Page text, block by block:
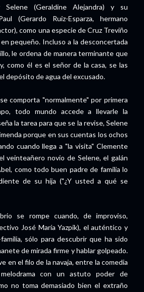
Selene (Geraldine Alejandra) y su
(Gerardo Ruiz-Esparza, hermano
como una especie de Cruz Treviño
pequeño. Incluso a la desconcertada
le ordena de manera terminante que
como él es el señor de la casa, se las
depósito de agua del excusado.
comporta "normalmente" por primera
todo mundo accede a llevarle la
la tarea para que se la revise, Selene
porque en sus cuentas los ochos
cuando llega a "la visita" Clemente
veinteañero novio de Selene, el galán
como todo buen padre de familia lo
de su hija ("¿Y usted a qué se
se rompe cuando, de improviso,
José María Yazpik), el auténtico y
sólo para descubrir que ha sido
de mirada firme y hablar golpeado.
en el filo de la navaja, entre la comedia
con un astuto poder de
no toma demasiado bien el extraño